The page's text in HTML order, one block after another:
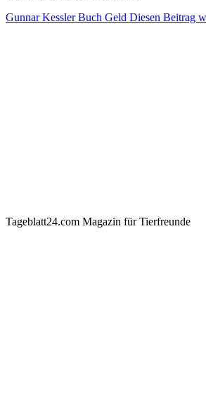
Gunnar Kessler Buch Geld Diesen Beitrag
Tageblatt24.com Magazin für Tierfreunde